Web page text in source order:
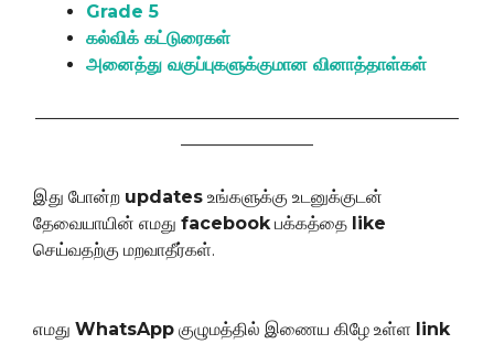
Grade 5
கல்விக் கட்டுரைகள்
அனைத்து வகுப்புகளுக்குமான வினாத்தாள்கள்
————————————————————————
———————–
இது போன்ற updates உங்களுக்கு உடனுக்குடன்
தேவையாயின் எமது facebookபக்கத்தை like
செய்வதற்கு மறவாதீர்கள்.
எமது WhatsApp குழுமத்தில் இணைய கிழே உள்ள link